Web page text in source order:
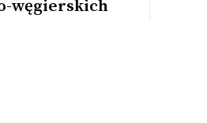
węgierskich